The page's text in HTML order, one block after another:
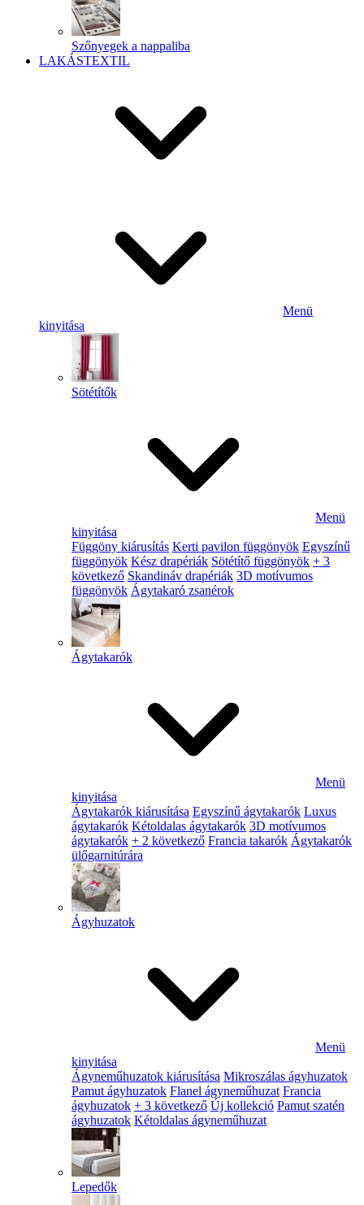
Szőnyegek a nappaliba
LAKÁSTEXTIL
Menü
kinyitása
Sötétítők
Menü
kinyitása
Függöny kiárusítás Kerti pavilon függönyök Egyszínű
függönyök Kész drapériák Sötétítő függönyök + 3
következő Skandináv drapériák 3D motívumos
függönyök Ágytakaró zsanérok
Ágytakarók
Menü
kinyitása
Ágytakarók kiárusítása Egyszínű ágytakarók Luxus
ágytakarók Kétoldalas ágytakarók 3D motívumos
ágytakarók + 2 következő Francia takarók Ágytakarók
ülőgarnitúrára
Ágyhuzatok
Menü
kinyitása
Ágyneműhuzatok kiárusítása Mikroszálas ágyhuzatok
Pamut ágyhuzatok Flanel ágyneműhuzat Francia
ágyhuzatok + 3 következő Új kollekció Pamut szatén
ágyhuzatok Kétoldalas ágyneműhuzat
Lepedők